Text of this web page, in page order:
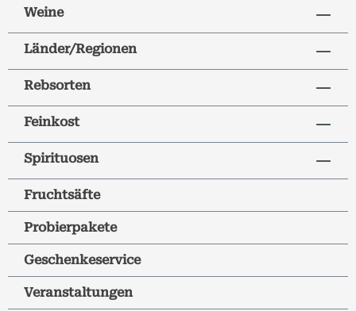
Weine
Länder/Regionen
Rebsorten
Feinkost
Spirituosen
Fruchtsäfte
Probierpakete
Geschenkeservice
Veranstaltungen